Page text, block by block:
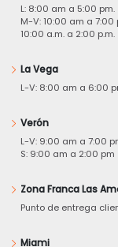
L: 8:00 am a 5:00 pm.
M-V: 10:00 am a 7:00
10:00 a.m. a 2:00 p.m.
La Vega
L-V: 8:00 am a 6:00
Verón
L-V: 9:00 am a 7:00
S: 9:00 am a 2:00 pm
Zona Franca Las
Punto de entrega
Miami